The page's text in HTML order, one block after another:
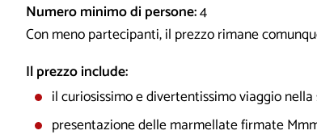
Numero minimo di persone:4
Con meno partecipanti, il prezzo rimane
Il prezzo include:
il curiosissimo e divertentissimo viaggio
presentazione delle marmellate firmate